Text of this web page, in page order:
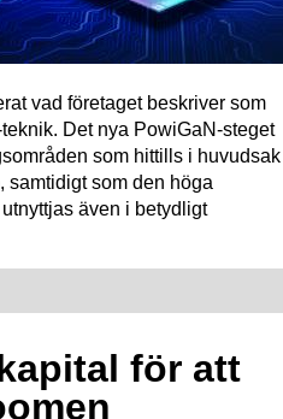
vad företaget beskriver som
Det nya PowiGaN-steget
som hittills i huvudsak
samtidigt som den höga
även i betydligt
för att